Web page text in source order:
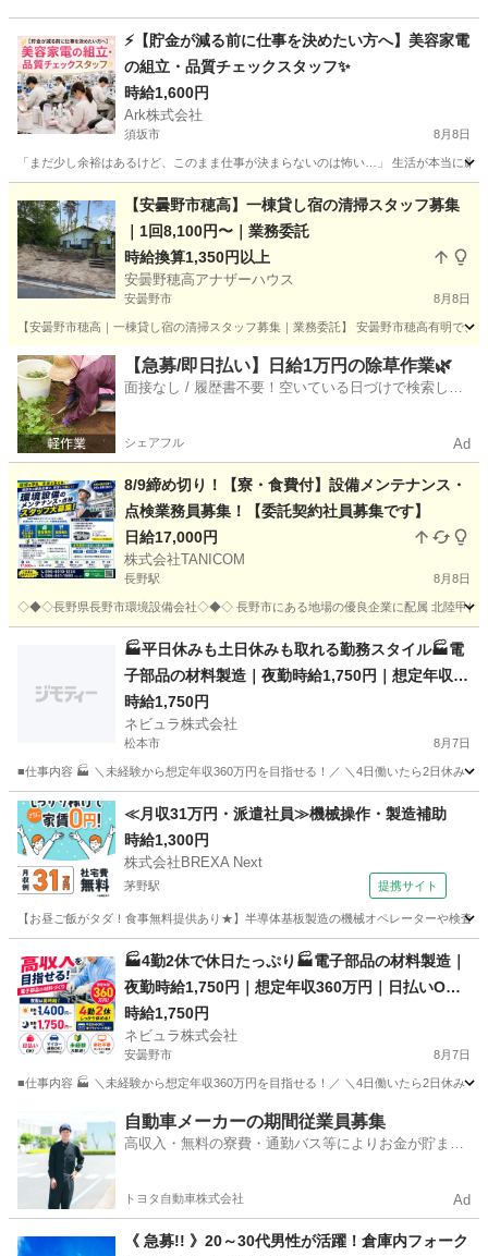
⚡【貯金が減る前に仕事を決めたい方へ】美容家電
の組立・品質チェックスタッフ✨
時給1,600円
Ark株式会社
須坂市 8月8日
「まだ少し余裕はあるけど、このまま仕事が決まらないのは怖い…」 生活が本当に
工場 スタッフ
【安曇野市穂高】一棟貸し宿の清掃スタッフ募集
｜1回8,100円〜｜業務委託
時給換算1,350円以上
安曇野穂高アナザーハウス
安曇野市 8月8日
【安曇野市穂高｜一棟貸し宿の清掃スタッフ募集｜業務委託】 安曇野市穂高有明で
長野 安曇野市 清掃
【急募/即日払い】日給1万円の除草作業🌿
面接なし / 履歴書不要！空いている日づけで検索して
シェアフル Ad
8/9締め切り！【寮・食費付】設備メンテナンス・
点検業務員募集！【委託契約社員募集です】
日給17,000円
株式会社TANICOM
長野駅 8月8日
◇◆◇長野県長野市環境設備会社◇◆◇ 長野市にある地場の優良企業に配属 北陸甲信越
長野駅 軽作業 スタッフ
🏭平日休みも土日休みも取れる勤務スタイル🏭電
子部品の材料製造｜夜勤時給1,750円｜想定年収36
0万円｜日払いOK｜4勤2休｜長野県安曇野市【14
1106】
時給1,750円
ネビュラ株式会社
松本市 8月7日
■仕事内容 🏭 ＼未経験から想定年収360万円を目指せる！／ ＼4日働いたら2日休み
長野 松本市 軽作業 4勤2休
≪月収31万円・派遣社員≫機械操作・製造補助
時給1,300円
株式会社BREXA Next
茅野駅 提携サイト
【お昼ご飯がタダ！食事無料提供あり★】半導体基板製造の機械オペレーターや検
茅野駅 その他
🏭4勤2休で休日たっぷり🏭電子部品の材料製造｜
夜勤時給1,750円｜想定年収360万円｜日払いOK
｜4勤2休｜長野県安曇野市【141106】
時給1,750円
ネビュラ株式会社
安曇野市 8月7日
■仕事内容 🏭 ＼未経験から想定年収360万円を目指せる！／ ＼4日働いたら2日休み
軽作業 4勤2休
自動車メーカーの期間従業員募集
高収入・無料の寮費・通勤バス等によりお金が貯まり
トヨタ自動車株式会社 Ad
《 急募!! 》20～30代男性が活躍！倉庫内フォーク